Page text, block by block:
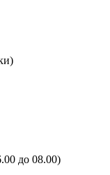
до 08.00)